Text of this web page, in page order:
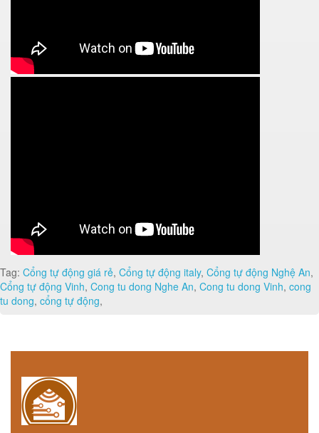
Tag: Cổng tự động giá rẻ, Cổng tự động italy, Cổng tự động Nghệ An,
Cổng tự động Vinh, Cong tu dong Nghe An, Cong tu dong Vinh, cong
tu dong, cổng tự động,